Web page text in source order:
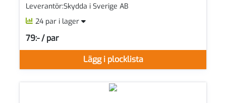
Leverantör:Skydda i Sverige AB
24 par i lager
Lägg i plocklista
79:- / par
SEK per PAR